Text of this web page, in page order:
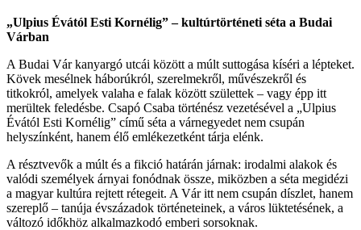
„Ulpius Évától Esti Kornélig” – kultúrtörténeti séta a Budai
Várban
A Budai Vár kanyargó utcái között a múlt suttogása kíséri a lépteket.
Kövek mesélnek háborúkról, szerelmekről, művészekről és
titkokról, amelyek valaha e falak között születtek – vagy épp itt
merültek feledésbe. Csapó Csaba történész vezetésével a „Ulpius
Évától Esti Kornélig” című séta a várnegyedet nem csupán
helyszínként, hanem élő emlékezetként tárja elénk.
A résztvevők a múlt és a fikció határán járnak: irodalmi alakok és
valódi személyek árnyai fonódnak össze, miközben a séta megidézi
a magyar kultúra rejtett rétegeit. A Vár itt nem csupán díszlet, hanem
szereplő – tanúja évszázadok történeteinek, a város lüktetésének, a
változó időkhöz alkalmazkodó emberi sorsoknak.